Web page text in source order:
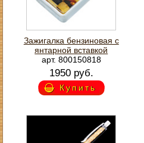
Зажигалка бензиновая с
янтарной вставкой
арт. 800150818
1950 руб.
Купить